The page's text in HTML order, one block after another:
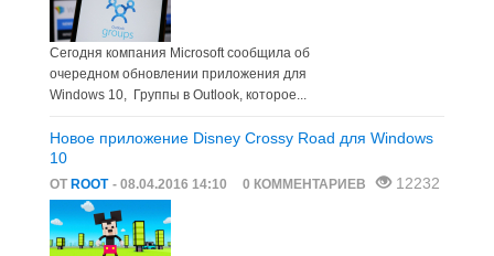
Сегодня компания Microsoft сообщила об
очередном обновлении приложения для
Windows 10, Группы в Outlook, которое...
Новое приложение Disney Crossy Road для Windows
10
ОТ ROOT - 08.04.2016 14:10 0 КОММЕНТАРИЕВ 12232